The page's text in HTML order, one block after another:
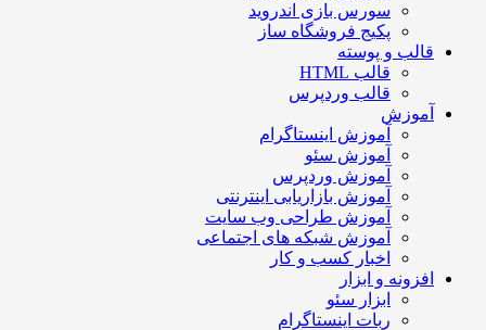
سورس بازی اندروید
پکیج فروشگاه ساز
قالب و پوسته
قالب HTML
قالب وردپرس
آموزش
آموزش اینستاگرام
آموزش سئو
آموزش وردپرس
آموزش بازاریابی اینترنتی
آموزش طراحی وب سایت
آموزش شبکه های اجتماعی
اخبار کسب و کار
افزونه و ابزار
ابزار سئو
ربات اینستاگرام